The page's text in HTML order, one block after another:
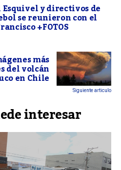
Esquivel y directivos de
se reunieron con el
+FOTOS
más
del volcán
en Chile
Siguiente articulo
interesar